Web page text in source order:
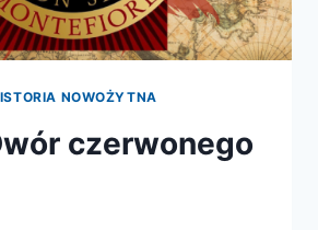
NOWOŻYTNA
czerwonego